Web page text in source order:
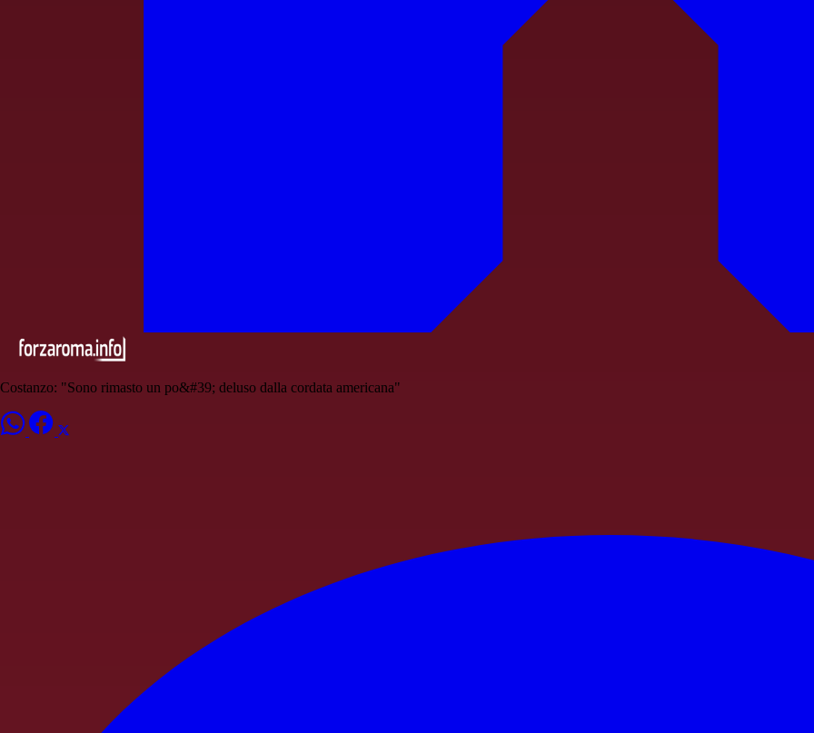
Costanzo: "Sono rimasto un po&#39; deluso dalla cordata americana"